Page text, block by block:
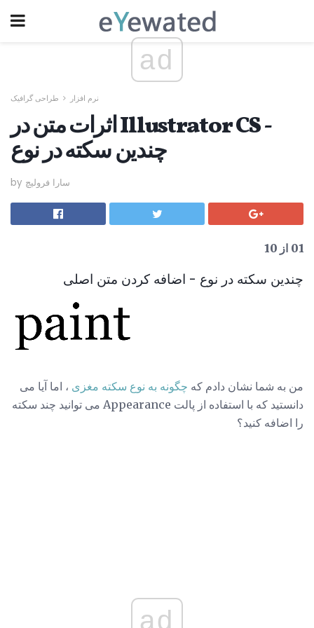
ad
نرم افزار طراحی گرافیک
اثرات متن در Illustrator CS -
چندین سکته در نوع
by سارا فرولیچ
01 از 10
چندین سکته در نوع - اضافه کردن متن اصلی
من به شما نشان دادم که چگونه به نوع سکته مغزی ، اما آیا می
دانستید که با استفاده از پالت Appearance می توانید چند سکته
را اضافه کنید؟
ad